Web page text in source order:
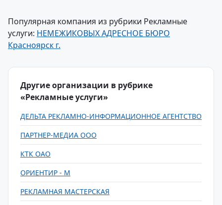
Популярная компания из рубрики Рекламные
услуги: НЕМЕЖИКОВЫХ АДРЕСНОЕ БЮРО
Красноярск г.
Другие организации в рубрике
«Рекламные услуги»
ДЕЛЬТА РЕКЛАМНО-ИНФОРМАЦИОННОЕ АГЕНТСТВО
ПАРТНЕР-МЕДИА ООО
КТК ОАО
ОРИЕНТИР - М
РЕКЛАМНАЯ МАСТЕРСКАЯ